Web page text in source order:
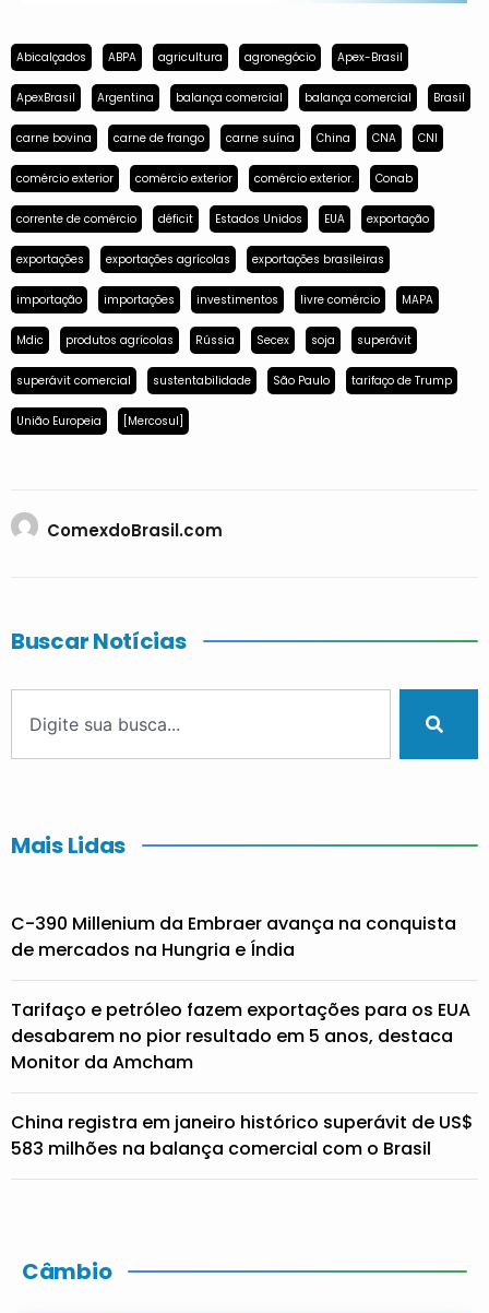
Abicalçados ABPA agricultura agronegócio Apex-Brasil
ApexBrasil Argentina balança comercial balança comercial Brasil
carne bovina carne de frango carne suína China CNA CNI
comércio exterior comércio exterior comércio exterior. Conab
corrente de comércio déficit Estados Unidos EUA exportação
exportações exportações agrícolas exportações brasileiras
importação importações investimentos livre comércio MAPA
Mdic produtos agrícolas Rússia Secex soja superávit
superávit comercial sustentabilidade São Paulo tarifaço de Trump
União Europeia [Mercosul]
ComexdoBrasil.com
Buscar Notícias
Mais Lidas
C-390 Millenium da Embraer avança na conquista
de mercados na Hungria e Índia
Tarifaço e petróleo fazem exportações para os EUA
desabarem no pior resultado em 5 anos, destaca
Monitor da Amcham
China registra em janeiro histórico superávit de US$
583 milhões na balança comercial com o Brasil
Câmbio